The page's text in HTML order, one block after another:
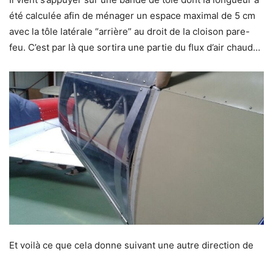
été calculée afin de ménager un espace maximal de 5 cm
avec la tôle latérale “arrière” au droit de la cloison pare-
feu. C’est par là que sortira une partie du flux d’air chaud…
Et voilà ce que cela donne suivant une autre direction de